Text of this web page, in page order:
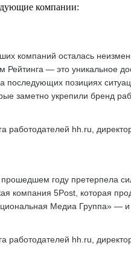
компании:
компаний осталась
Рейтинга — это уникальное
последующих позициях
заметно укрепили бренд
работодателей hh.ru,
году претерпела
компания 5Post, которая
Медиа Группа» — и
работодателей hh.ru,